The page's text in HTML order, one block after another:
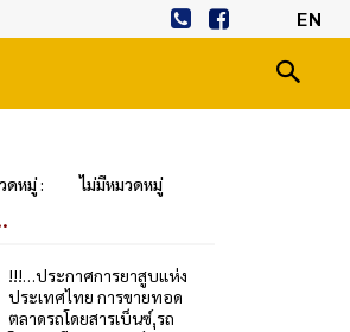
EN
ดหมู่ : ไม่มีหมวดหมู่
!!!…ประกาศการยาสูบแห่ง
ประเทศไทย การขายทอด
ตลาดรถโดยสารเบ็นซ์,รถ